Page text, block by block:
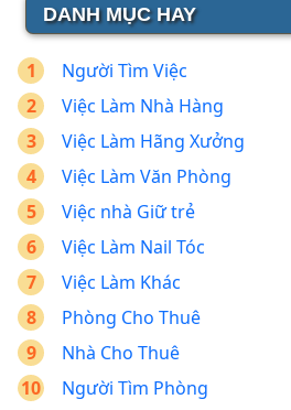
DANH MỤC HAY
Người Tìm Việc
Việc Làm Nhà Hàng
Việc Làm Hãng Xưởng
Việc Làm Văn Phòng
Việc nhà Giữ trẻ
Việc Làm Nail Tóc
Việc Làm Khác
Phòng Cho Thuê
Nhà Cho Thuê
Người Tìm Phòng